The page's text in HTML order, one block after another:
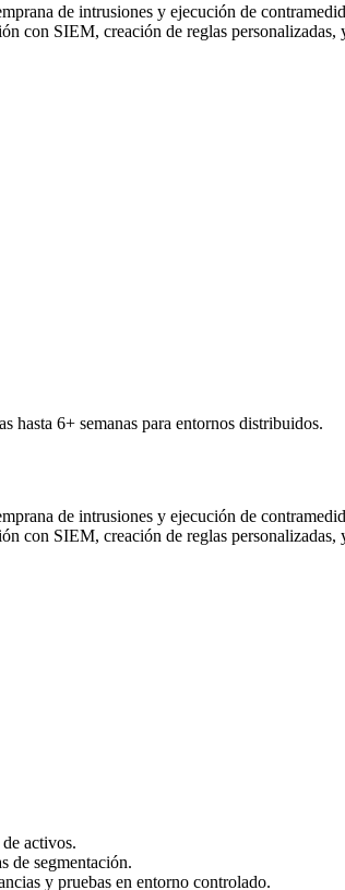
de intrusiones y ejecución de
con SIEM, creación de reglas
hasta 6+ semanas para entornos distribuidos.
de intrusiones y ejecución de
con SIEM, creación de reglas
activos.
de segmentación.
y pruebas en entorno controlado.